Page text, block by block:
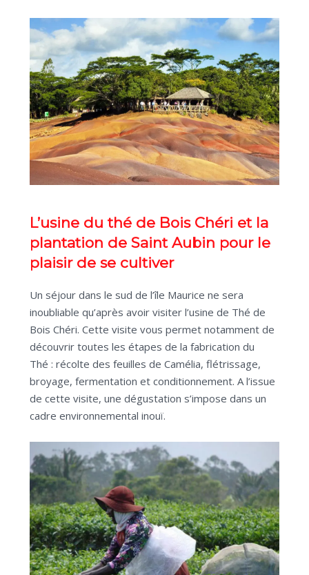
L’usine du thé de Bois Chéri et la
plantation de Saint Aubin pour le
plaisir de se cultiver
Un séjour dans le sud de l’île Maurice ne sera
inoubliable qu’après avoir visiter l’usine de Thé de
Bois Chéri. Cette visite vous permet notamment de
découvrir toutes les étapes de la fabrication du
Thé : récolte des feuilles de Camélia, flétrissage,
broyage, fermentation et conditionnement. A l’issue
de cette visite, une dégustation s’impose dans un
cadre environnemental inouï.